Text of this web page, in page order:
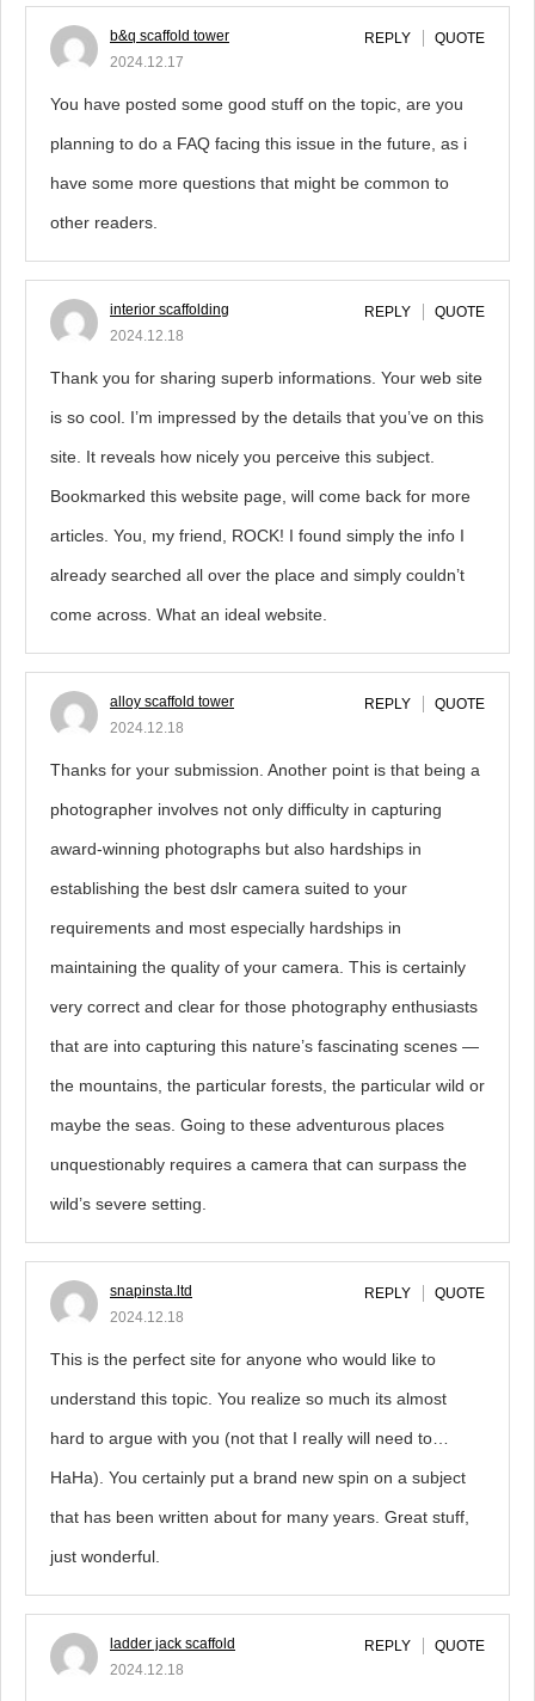
b&q scaffold tower
2024.12.17
REPLY QUOTE
You have posted some good stuff on the topic, are you
planning to do a FAQ facing this issue in the future, as i
have some more questions that might be common to
other readers.
interior scaffolding
2024.12.18
REPLY QUOTE
Thank you for sharing superb informations. Your web site
is so cool. I’m impressed by the details that you’ve on this
site. It reveals how nicely you perceive this subject.
Bookmarked this website page, will come back for more
articles. You, my friend, ROCK! I found simply the info I
already searched all over the place and simply couldn’t
come across. What an ideal website.
alloy scaffold tower
2024.12.18
REPLY QUOTE
Thanks for your submission. Another point is that being a
photographer involves not only difficulty in capturing
award-winning photographs but also hardships in
establishing the best dslr camera suited to your
requirements and most especially hardships in
maintaining the quality of your camera. This is certainly
very correct and clear for those photography enthusiasts
that are into capturing this nature’s fascinating scenes —
the mountains, the particular forests, the particular wild or
maybe the seas. Going to these adventurous places
unquestionably requires a camera that can surpass the
wild’s severe setting.
snapinsta.ltd
2024.12.18
REPLY QUOTE
This is the perfect site for anyone who would like to
understand this topic. You realize so much its almost
hard to argue with you (not that I really will need to…
HaHa). You certainly put a brand new spin on a subject
that has been written about for many years. Great stuff,
just wonderful.
ladder jack scaffold
2024.12.18
REPLY QUOTE